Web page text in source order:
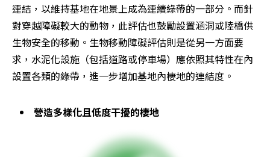
連結，以維持基地在地景上成為連續綠帶的一部分。而針
對穿越障礙較大的動物，此評估也鼓勵設置涵洞或陸橋供
生物安全的移動。生物移動障礙評估則是從另一方面要
求，水泥化設施（包括道路或停車場）應依照其特性在內
設置各類的綠帶，進一步增加基地內棲地的連結度。
營造多樣化且低度干擾的棲地